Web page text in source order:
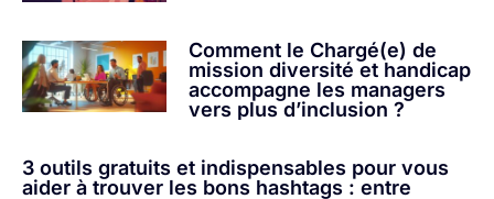
Comment le Chargé(e) de
mission diversité et handicap
accompagne les managers
vers plus d’inclusion ?
3 outils gratuits et indispensables pour vous
aider à trouver les bons hashtags : entre